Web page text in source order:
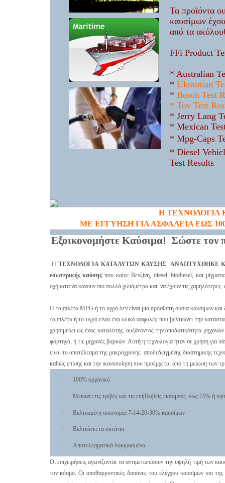
Τα προϊόντα
καυσίμων
από τα
FFi Product
* Australian
* Ukrainian
* Bosch Test
* Tuv Test
* Jerry Lang
* Mexican
* Mpg-Caps
* Diesel
Test Results
HΤΕΧΝΟΛΟΓΙΑ
ΜΕ ΕΓΓΥΗΣΗ ΓΙΑ ΑΣΦΑΛΕΙΑ ΕΩΣ
Eξοικονομήστε Καύσιμα! Σώστε τον
ΗΤΕΧΝΟΛΟΓΙΑ ΚΑΤΑΛΥΤΩΝ ΚΑΥΣΗΣ ΑΝΑΠΤΥΧΘΗΚΕ
εσωτερικής καύσηςπου καίνε Βενζίνη, diesel, biodiesel, και
οχήματα να κάνουν πιο πολλά χιλιόμετρα και να έχουν τις
Η ταμπλέτα MPG ή το υγρό δεν είναι μια πρόσθετη ουσία καυσίμων
ταμπλέτα ή το υγρό είναι ένα υλικό ασφαλές που βελτιώνει την
χρησιμεύει ως ένας καταλύτης, αυξάνοντας την αποδοτικότητα
φορτηγό, ή τις μηχανές βαρκών. Αυτή η τεχνολογία ήταν σε χρήση
είναι το αποτέλεσμα της μακρόχρονης αποδεδειγμένης διαστημικής
καθώς επίσης και την ικανοποίηση που προέρχεται από τη μείωση των
· 100% οργανικό
· Μειώνει τιςτριβές και τιςεπιβλαβείς εκπομπές έως 75% ή
· Βελτιωμένη οικονομία 7-14-20-30% καυσίμων
· Βελτιώνει τα οκτάνια
· Αποτελεσματικά δοκιμασμένα
Οι επιχειρήσεις αγωνίζονται να αντιμετωπίσουν την υψηλή τιμή των
τον κόσμο. Οι αποθαρρυντικές δαπάνες του ελέγχου καυσίμων και